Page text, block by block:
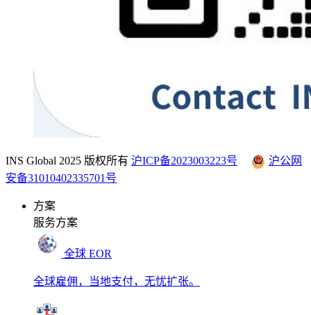
INS Global 2025 版权所有 沪ICP备2023003223号
沪公网
安备31010402335701号
方案
服务方案
全球 EOR
全球雇佣，当地支付，无忧扩张。